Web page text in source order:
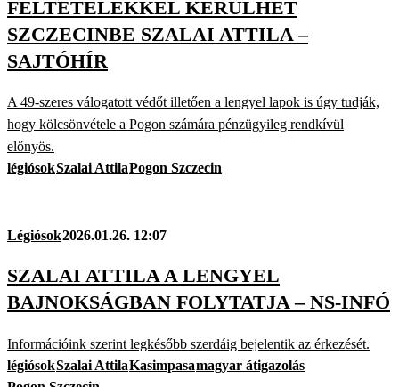
FELTÉTELEKKEL KERÜLHET
SZCZECINBE SZALAI ATTILA –
SAJTÓHÍR
A 49-szeres válogatott védőt illetően a lengyel lapok is úgy tudják,
hogy kölcsönvétele a Pogon számára pénzügyileg rendkívül
előnyös.
légiósokSzalai AttilaPogon Szczecin
Légiósok2026.01.26. 12:07
SZALAI ATTILA A LENGYEL
BAJNOKSÁGBAN FOLYTATJA – NS-INFÓ
Információink szerint legkésőbb szerdáig bejelentik az érkezését.
légiósokSzalai AttilaKasimpasamagyar átigazolás